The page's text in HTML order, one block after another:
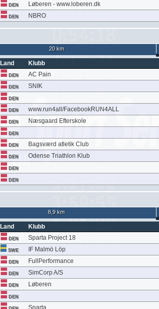
DEN Løberen - www.loberen.dk
DEN NBRO
20 km
Land Klubb
DEN AC Pain
DEN SNIK
DEN
DEN www.run4all/FacebookRUN4ALL
DEN Næsgaard Efterskole
DEN
DEN Bagsværd atletik Club
DEN Odense Triathlon Klub
DEN
DEN
8,9 km
Land Klubb
DEN Sparta Project 18
SWE IF Malmö Löp
DEN FullPerformance
DEN SimCorp A/S
DEN Løberen
DEN
Sparta